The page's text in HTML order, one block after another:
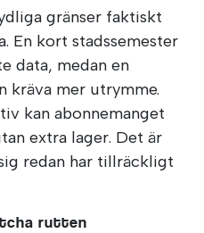
gränser faktiskt
En kort stadssemester
data, medan en
kräva mer utrymme.
kan abonnemanget
extra lager. Det är
redan har tillräckligt
rutten